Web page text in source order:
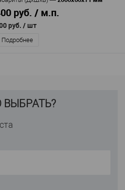
руб. / м.п.
руб. / шт
Подробнее
ВЫБРАТЬ?